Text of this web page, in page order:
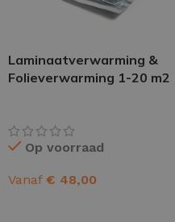
Laminaatverwarming &
Folieverwarming 1-20 m2
Op voorraad
Vanaf € 48,00